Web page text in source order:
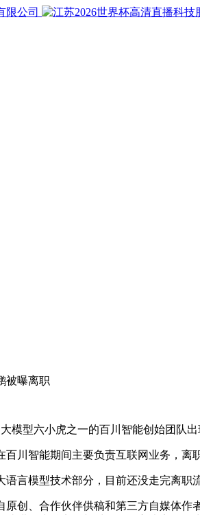
被曝离职
型六小虎之一的百川智能创始团队出
智能期间主要负责互联网业务，离
模型技术部分，目前还没走完离职
、合作伙伴供稿和第三方自媒体作